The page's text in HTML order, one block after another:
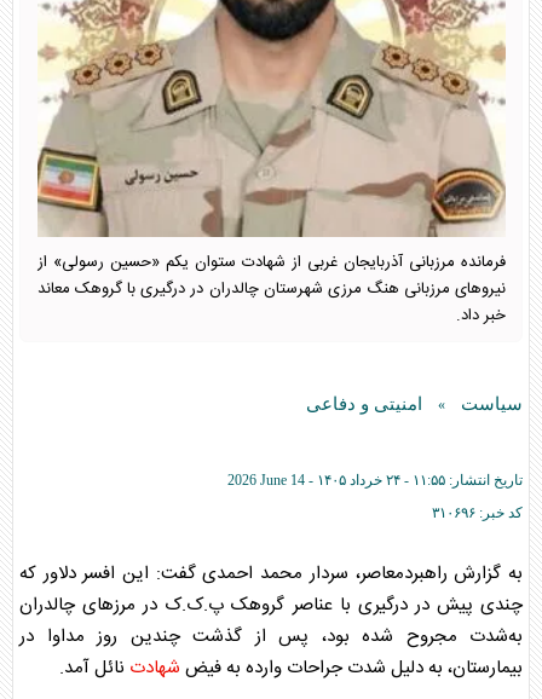
فرمانده مرزبانی آذربایجان غربی از شهادت ستوان یکم «حسین رسولی» از
نیروهای مرزبانی هنگ مرزی شهرستان چالدران در درگیری با گروهک معاند
خبر داد.
سیاست » امنیتی و دفاعی
تاریخ انتشار: ۱۱:۵۵ - ۲۴ خرداد ۱۴۰۵ -
2026 June 14
کد خبر: ۳۱۰۶۹۶
به گزارش راهبردمعاصر، سردار محمد احمدی گفت: این افسر دلاور که
چندی پیش در درگیری با عناصر گروهک پ.ک.ک در مرزهای چالدران
به‌شدت مجروح شده بود، پس از گذشت چندین روز مداوا در
بیمارستان، به دلیل شدت جراحات وارده به فیض شهادت نائل آمد.